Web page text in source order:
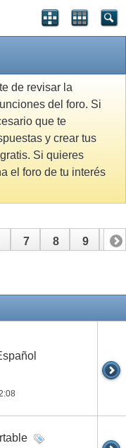
de revisar la
del foro. Si
que te
y crear tus
Si quieres
el foro de tu interés
7 8 9 10